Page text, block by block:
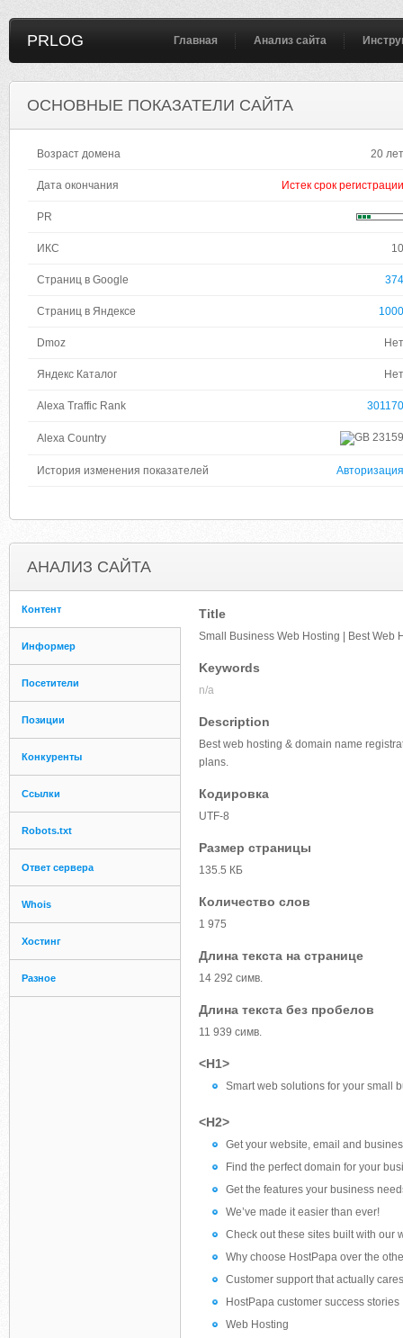
PRLOG Главная Анализ сайта
ОСНОВНЫЕ ПОКАЗАТЕЛИ САЙТА
Возраст домена 20 лет
Дата окончания Истек срок регистрации
PR
ИКС 10
Страниц в Google 374
Страниц в Яндексе 1000
Dmoz Нет
Яндекс Каталог Нет
Alexa Traffic Rank 301170
Alexa Country 23159
История изменения показателей Авторизация
АНАЛИЗ САЙТА
Контент
Информер
Посетители
Позиции
Конкуренты
Ссылки
Robots.txt
Ответ сервера
Whois
Хостинг
Разное
Title
Small Business Web Hosting | Best Web
Keywords
n/a
Description
Best web hosting & domain name
plans.
Кодировка
UTF-8
Размер страницы
135.5 КБ
Количество слов
1 975
Длина текста на странице
14 292 симв.
Длина текста без пробелов
11 939 симв.
<H1>
Smart web solutions for your small
<H2>
Get your website, email and
Find the perfect domain for your
Get the features your business
We’ve made it easier than ever!
Check out these sites built with our
Why choose HostPapa over the
Customer support that actually cares
HostPapa customer success stories
Web Hosting